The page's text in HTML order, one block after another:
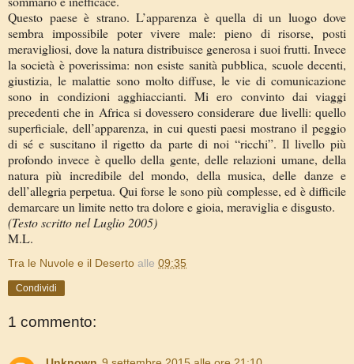
Questo paese è strano. L’apparenza è quella di un luogo dove
sembra impossibile poter vivere male: pieno di risorse, posti
meravigliosi, dove la natura distribuisce generosa i suoi frutti. Invece
la società è poverissima: non esiste sanità pubblica, scuole decenti,
giustizia, le malattie sono molto diffuse, le vie di comunicazione
sono in condizioni agghiaccianti. Mi ero convinto dai viaggi
precedenti che in Africa si dovessero considerare due livelli: quello
superficiale, dell’apparenza, in cui questi paesi mostrano il peggio
di sé e suscitano il rigetto da parte di noi “ricchi”. Il livello più
profondo invece è quello della gente, delle relazioni umane, della
natura più incredibile del mondo, della musica, delle danze e
dell’allegria perpetua. Qui forse le sono più complesse, ed è difficile
demarcare un limite netto tra dolore e gioia, meraviglia e disgusto.
(Testo scritto nel Luglio 2005)
M.L.
Tra le Nuvole e il Deserto alle 09:35
Condividi
1 commento: